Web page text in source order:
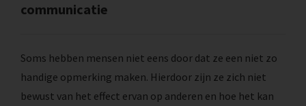
communicatie
Soms hebben mensen niet eens door dat ze een niet zo
handige opmerking maken. Hierdoor zijn ze zich niet
bewust van het effect ervan op anderen en hoe het kan